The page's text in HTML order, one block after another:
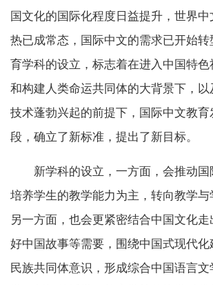
国文化的国际化程度日益提升，世界
热已成常态，国际中文的需求已开始
育学科的设立，标志着在进入中国特
和构建人类命运共同体的大背景下，
技术蓬勃兴起的前提下，国际中文教
段，确立了新标准，提出了新目标。
新学科的设立，一方面，会推动国
培养学生的教学能力为主，转向教学与
另一方面，也会更紧密结合中国文化
好中国故事等需要，围绕中国式现代
民族共同体意识，形成综合中国语言